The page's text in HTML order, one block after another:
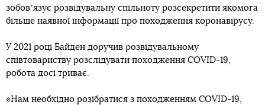
зобовʼязує розвідувальну спільноту розсекретити якомога
більше наявної інформації про походження коронавірусу.
У 2021 році Байден доручив розвідувальному
співтовариству розслідувати походження COVID-19,
робота досі триває.
«Нам необхідно розібратися з походженням COVID-19,